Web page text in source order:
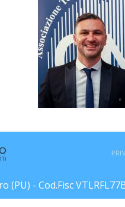
(PU) - Cod.Fisc